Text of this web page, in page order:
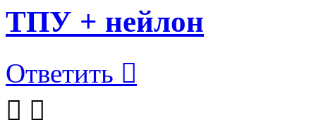
ТПУ + нейлон
Ответить